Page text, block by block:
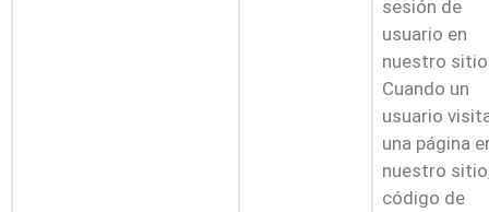
sesión de
usuario en
nuestro
Cuando un
usuario
una página
nuestro
código de